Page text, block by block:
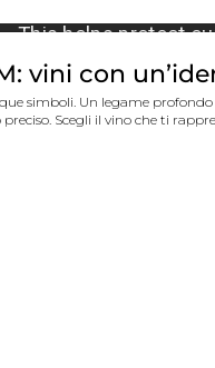
vini con
simboli. Un legame
Scegli il vino che ti